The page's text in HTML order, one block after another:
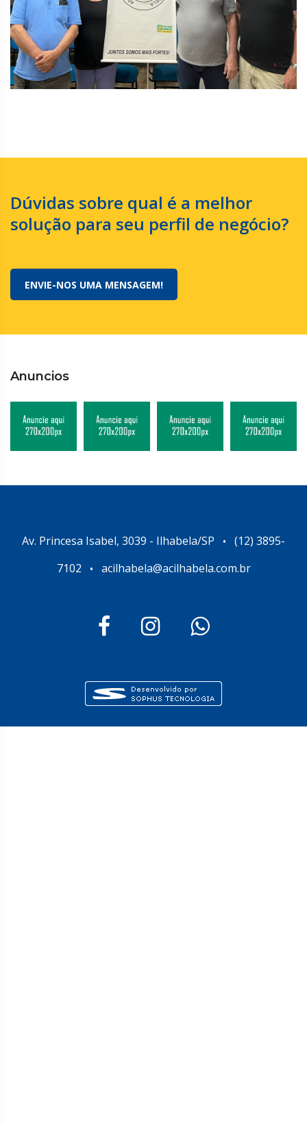
Dúvidas sobre qual é a melhor
solução para seu perfil de negócio?
ENVIE-NOS UMA MENSAGEM!
Anuncios
Av. Princesa Isabel, 3039 - Ilhabela/SP •
(12) 3895-
7102
• acilhabela@acilhabela.com.br